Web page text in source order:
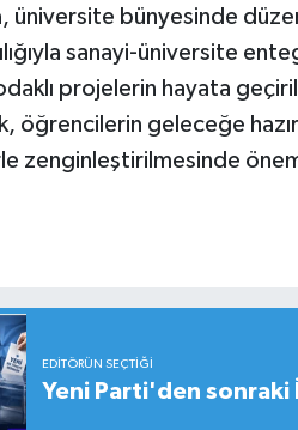
üniversite bünyesinde
sanayi-üniversite
projelerin hayata
öğrencilerin geleceğe
zenginleştirilmesinde
EDITÖRÜN SEÇTIĞI
Yeni Parti'den sonraki